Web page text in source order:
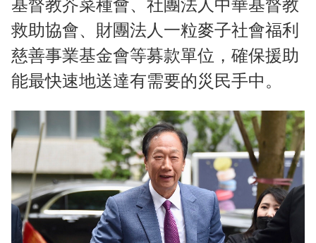
基督教芥菜種會、社團法人中華基督教
救助協會、財團法人一粒麥子社會福利
慈善事業基金會等募款單位，確保援助
能最快速地送達有需要的災民手中。